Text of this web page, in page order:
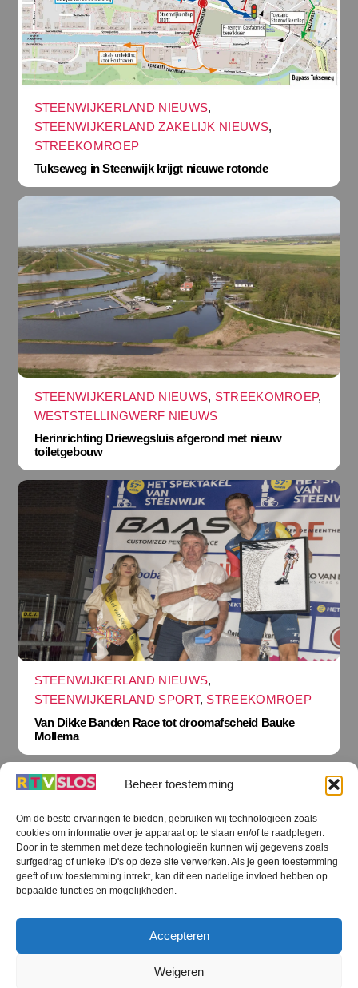
Beheer toestemming
Om de beste ervaringen te bieden, gebruiken wij technologieën zoals
cookies om informatie over je apparaat op te slaan en/of te raadplegen.
Door in te stemmen met deze technologieën kunnen wij gegevens zoals
surfgedrag of unieke ID's op deze site verwerken. Als je geen toestemming
geeft of uw toestemming intrekt, kan dit een nadelige invloed hebben op
bepaalde functies en mogelijkheden.
Accepteren
Weigeren
STEENWIJKERLAND NIEUWS,
STEENWIJKERLAND ZAKELIJK NIEUWS,
STREEKOMROEP
Tukseweg in Steenwijk krijgt nieuwe rotonde
STEENWIJKERLAND NIEUWS, STREEKOMROEP,
WESTSTELLINGWERF NIEUWS
Herinrichting Driewegsluis afgerond met nieuw
toiletgebouw
STEENWIJKERLAND NIEUWS,
STEENWIJKERLAND SPORT, STREEKOMROEP
Van Dikke Banden Race tot droomafscheid Bauke
Mollema
Terug
naar
boven
RTV SLOS
RTV SLOS ANBI